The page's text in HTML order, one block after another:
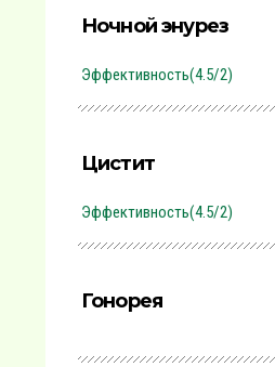
Ночной энурез
Эффективность(4.5/2)
Цистит
Эффективность(4.5/2)
Гонорея